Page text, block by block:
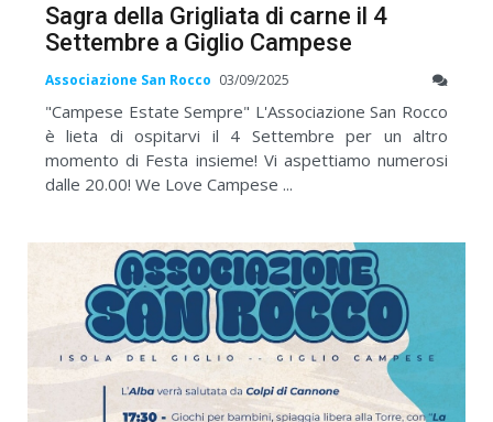
Sagra della Grigliata di carne il 4
Settembre a Giglio Campese
Associazione San Rocco 03/09/2025
"Campese Estate Sempre" L'Associazione San Rocco
è lieta di ospitarvi il 4 Settembre per un altro
momento di Festa insieme! Vi aspettiamo numerosi
dalle 20.00! We Love Campese ...